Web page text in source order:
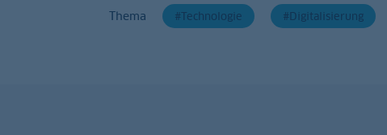
Thema Technologie Digitalisierung